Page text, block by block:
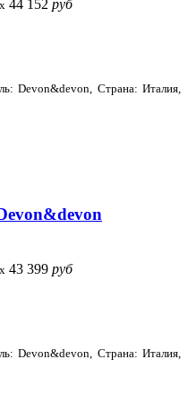
x 44 152 руб
Devon&devon, Страна: Италия,
x 43 399 руб
Devon&devon, Страна: Италия,